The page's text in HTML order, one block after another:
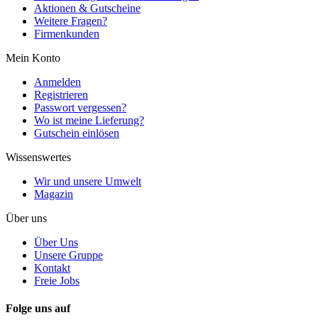
Aktionen & Gutscheine
Weitere Fragen?
Firmenkunden
Mein Konto
Anmelden
Registrieren
Passwort vergessen?
Wo ist meine Lieferung?
Gutschein einlösen
Wissenswertes
Wir und unsere Umwelt
Magazin
Über uns
Über Uns
Unsere Gruppe
Kontakt
Freie Jobs
Folge uns auf